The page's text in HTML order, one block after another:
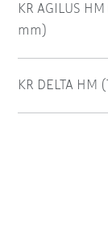
KR AGILUS
mm)
KR DELTA